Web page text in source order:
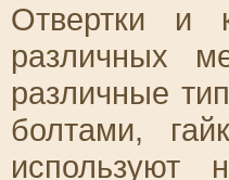
Отвертки и
различных
различные
болтами,
используют